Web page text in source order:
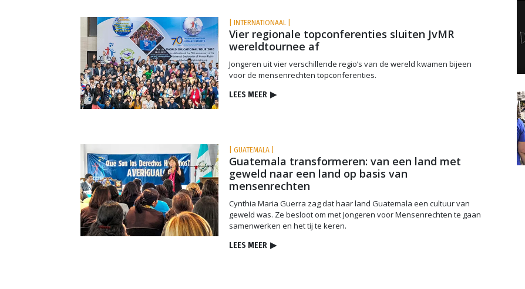
| INTERNATIONAAL |
Vier regionale topconferenties sluiten JvMR
wereldtournee af
Jongeren uit vier verschillende regio’s van de wereld kwamen bijeen
voor de mensenrechten topconferenties.
LEES MEER ▶
| GUATEMALA |
Guatemala transformeren: van een land met
geweld naar een land op basis van
mensenrechten
Cynthia Maria Guerra zag dat haar land Guatemala een cultuur van
geweld was. Ze besloot om met Jongeren voor Mensenrechten te gaan
samenwerken en het tij te keren.
LEES MEER ▶